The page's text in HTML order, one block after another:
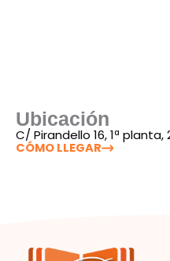
Ubicación
C/ Pirandello 16, 1ª planta,
CÓMO LLEGAR